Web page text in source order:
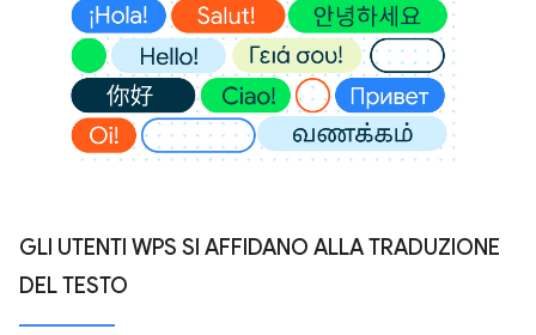
GLI UTENTI WPS SI AFFIDANO ALLA TRADUZIONE
DEL TESTO